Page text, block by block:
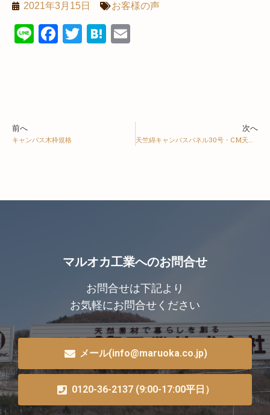
2021年3月15日 お客様の声
LineFacebook
TwitterHatena
前へ
キャンバス木枠規格
次へ
天竺綿キャンバスパネル30号・CM天竺綿スムースフェイス30号等
マルオカ工業へのお問合せ
お問合せは下記より
お気軽にお問合せください
メール(info@maruoka.co.jp)
0120-36-2137 (9:00-17:00平日）